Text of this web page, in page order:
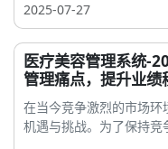
2025-07-27
医疗美容管理系统-
管理痛点，提升业绩
在当今竞争激烈的市场
机遇与挑战。为了保持竞